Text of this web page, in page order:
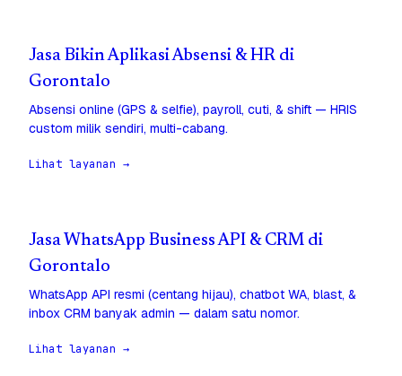
Jasa Bikin Aplikasi Absensi & HR di
Gorontalo
Absensi online (GPS & selfie), payroll, cuti, & shift — HRIS
custom milik sendiri, multi-cabang.
Lihat layanan →
Jasa WhatsApp Business API & CRM di
Gorontalo
WhatsApp API resmi (centang hijau), chatbot WA, blast, &
inbox CRM banyak admin — dalam satu nomor.
Lihat layanan →